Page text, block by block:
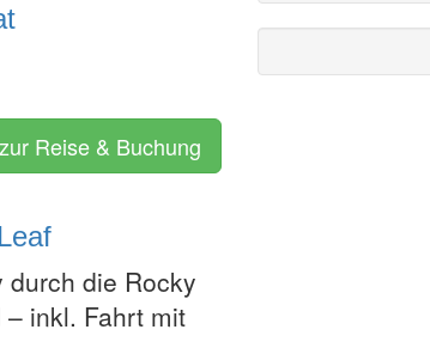
zur Reise & Buchung
durch die Rocky
inkl. Fahrt mit